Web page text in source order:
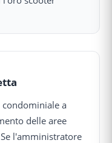
condominiale a
delle aree
l'amministratore